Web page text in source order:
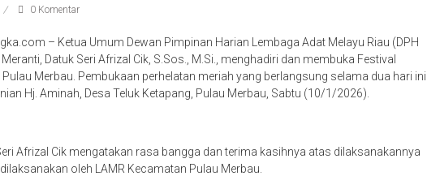
0 Komentar
– Ketua Umum Dewan Pimpinan Harian Lembaga Adat Melayu Riau (DPH
Datuk Seri Afrizal Cik, S.Sos., M.Si., menghadiri dan membuka Festival
Merbau. Pembukaan perhelatan meriah yang berlangsung selama dua hari ini
Hj. Aminah, Desa Teluk Ketapang, Pulau Merbau, Sabtu (10/1/2026).
Afrizal Cik mengatakan rasa bangga dan terima kasihnya atas dilaksanakannya
oleh LAMR Kecamatan Pulau Merbau.